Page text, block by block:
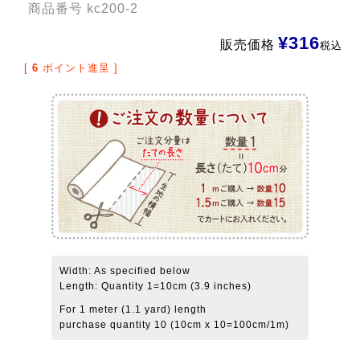
商品番号 kc200-2
販売価格 ¥316税込
[ 6 ポイント進呈 ]
Width: As specified below
Length: Quantity 1=10cm (3.9 inches)
For 1 meter (1.1 yard) length
purchase quantity 10 (10cm x 10=100cm/1m)